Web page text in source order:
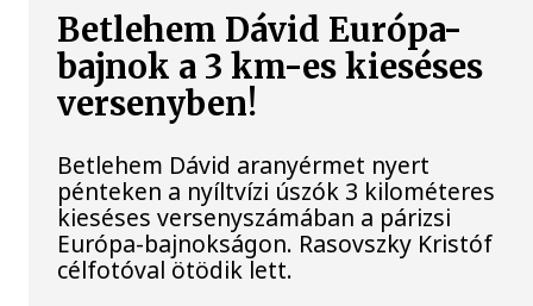
Betlehem Dávid Európa-
bajnok a 3 km-es kieséses
versenyben!
Betlehem Dávid aranyérmet nyert
pénteken a nyíltvízi úszók 3 kilométeres
kieséses versenyszámában a párizsi
Európa-bajnokságon. Rasovszky Kristóf
célfotóval ötödik lett.